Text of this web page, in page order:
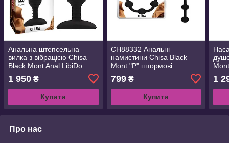
Анальна штепсельна
вилка з вібрацією Chisa
Black Mont Anal LibiDo
1 950 ₴
Купити
CH88332 Анальні
намистини Chisa Black
Mont "P" штормові
799₴
Купити
1
Про нас